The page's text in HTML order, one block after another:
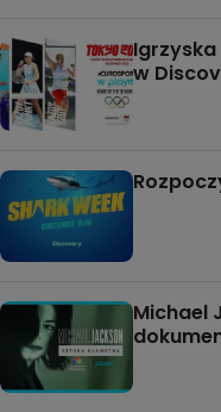
Igrzyska
w
Michael